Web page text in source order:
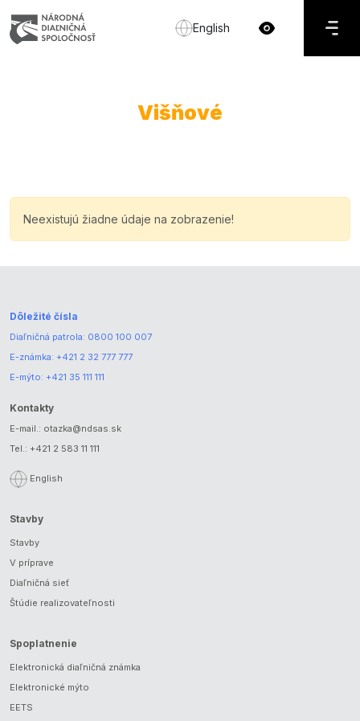
English
Višňové
Neexistujú žiadne údaje na zobrazenie!
Dôležité čísla
Diaľničná patrola: 0800 100 007
E-známka: +421 2 32 777 777
E-mýto: +421 35 111 111
Kontakty
E-mail.: otazka@ndsas.sk
Tel.: +421 2 583 11 111
English
Stavby
Stavby
V príprave
Diaľničná sieť
Štúdie realizovateľnosti
Spoplatnenie
Elektronická diaľničná známka
Elektronické mýto
EETS